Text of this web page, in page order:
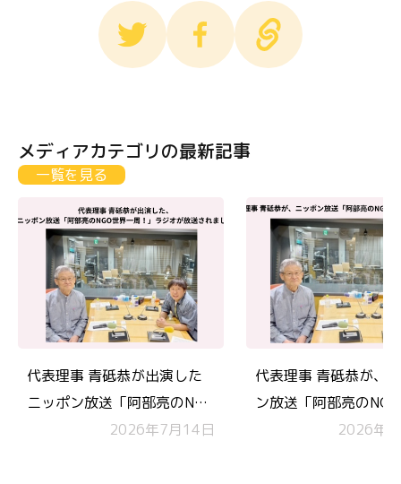
メディアカテゴリの最新記事
一覧を見る
代表理事 青砥恭が出演した
ニッポン放送「阿部亮のNGO
世界一周！」 が放送されま
2026年7月14日
代表理事 青砥恭が、
ン放送「阿部亮の
周！」 にラジオ出演
2026年6